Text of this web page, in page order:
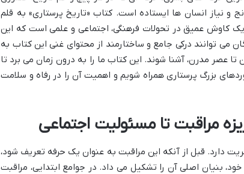
نیاز انسان ها ایستاده است. کتاب «تاریخ پرستاری» به قلم
کاوش عمیق در تحولات فرهنگی، اجتماعی و علمی است که این
می توانند درکی جامع و ساختارمند از محتوای غنی این کتاب به
تا عصر مدرن، آشنا شوند. این کتاب ما را به درون زمان می برد تا
بزرگ پرستاری همراه شویم و اهمیت آن را در رفاه و سلامت
مراقبت تا مسئولیت اجتماعی
دارد. قبل از آنکه این مراقبت به عنوان یک حرفه تعریف شود،
بنیان اصلی آن را تشکیل می داد. در جوامع ابتدایی، مراقبت